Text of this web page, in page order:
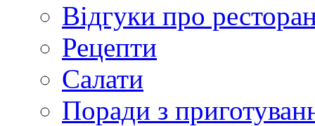
Відгуки про
Рецепти
Салати
Поради з